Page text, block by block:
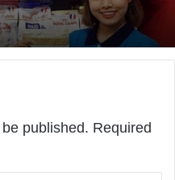
Thú Cưng Giá
published. Required